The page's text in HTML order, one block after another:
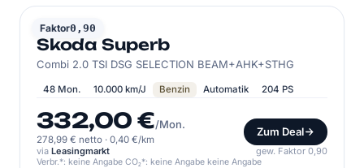
Faktor0,90
SKODA
Skoda Superb
Combi 2.0 TSI DSG SELECTION BEAM+AHK+STHG
48 Mon. 10.000 km/J Benzin Automatik 204 PS
332,00 €/Mon.
278,99 € netto · 0,40 €/km
Zum Deal
via Leasingmarkt gew. Faktor 0,90
Verbr.*: keine Angabe CO₂*: keine Angabe keine Angabe